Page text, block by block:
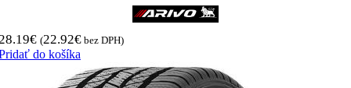
€ (22.92€ bez DPH)
do košíka